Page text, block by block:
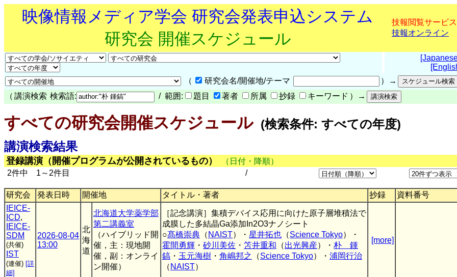
映像情報メディア学会 研究会発表申込システム
研究会 開催スケジュール
技報閲覧サービス
技報オンライン
（
研究会名/開催地/テーマ
）→
（ 講演検索 検索語: / 範囲: 題目 著者 所属 抄録 キーワード ）→
すべての研究会開催スケジュール(検索条件: すべての年度)
講演検索結果
登録講演（開催プログラムが公開されているもの）
（日付・降順）
2件中 1～2件目
/
研究会 発表日時 開催地 タイトル・著者 抄録
資料番号
IEICE-
ICD,
IEICE-
SDM
(共催)
IST
(連催) [詳
細]
2026-08-04
13:00
北
海
道
北海道大学薬学部
第二講義室
（ハイブリッド開
催，主：現地開
催，副：オンライ
ン開催）
［記念講演］集積デバイス応用に向けた原子層堆積法で
成膜した多結晶Ga添加In2O3ナノシート
○髙橋崇典 （ NAIST）・ 星井拓也 （Science Tokyo）・
霍間勇輝 ・ 砂川美佐 ・ 笘井重和 （出光興産）・ 朴 鍾
鎬 ・ 玉元海樹 ・ 角嶋邦之 （Science Tokyo）・ 浦岡行治
（ NAIST）
[more]